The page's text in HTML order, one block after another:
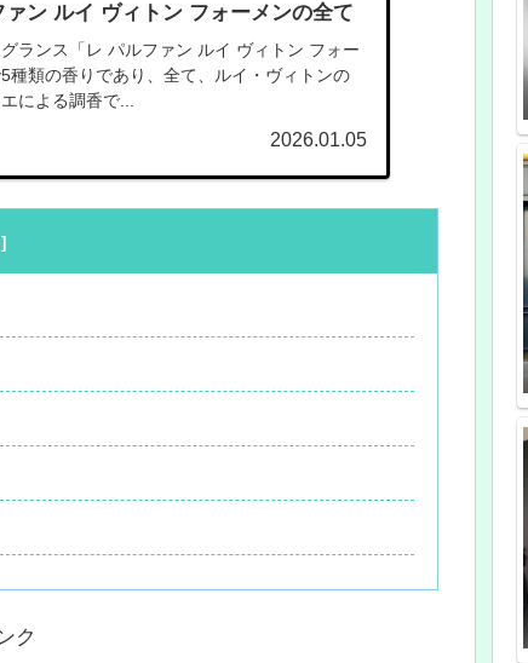
ァン ルイ ヴィトン フォーメンの全て
ランス「レ パルファン ルイ ヴィトン フォー
種類の香りであり、全て、ルイ・ヴィトンの
による調香で...
2026.01.05
ク